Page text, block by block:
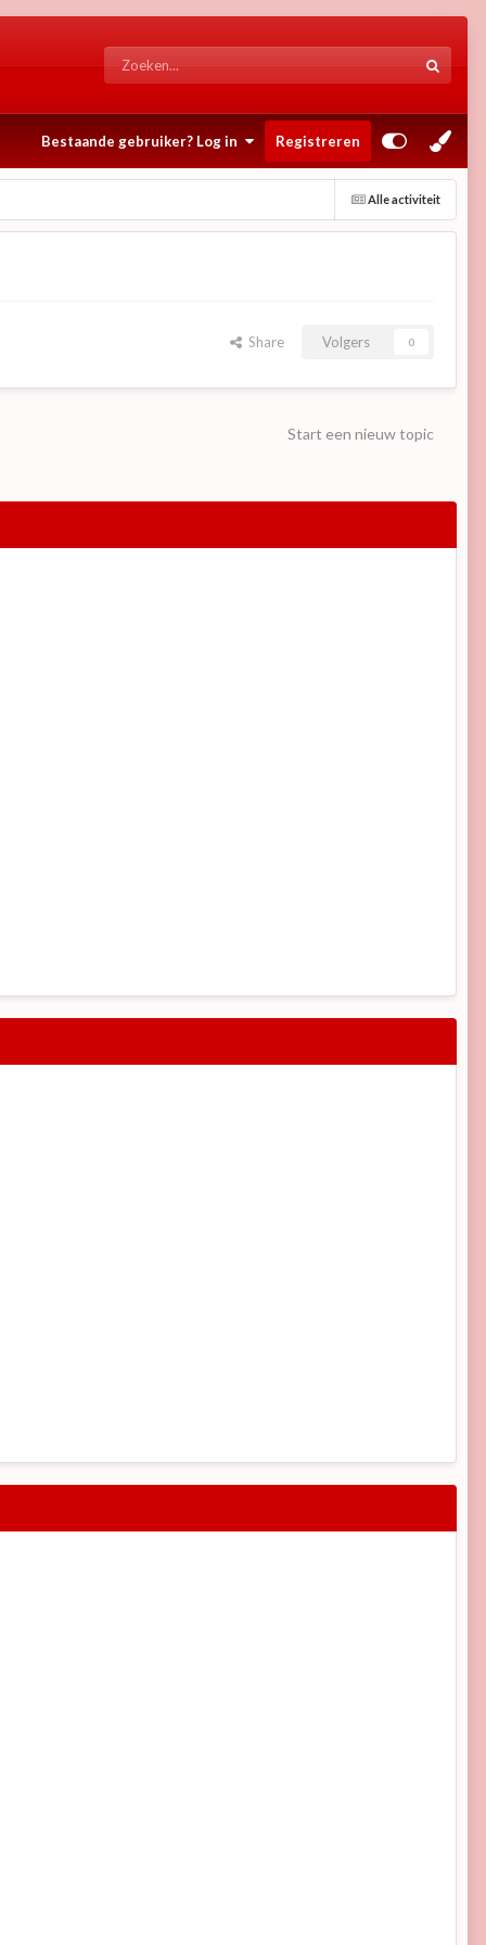
Bestaande gebruiker? Log in Registreren
Alle activiteit
Share Volgers 0
Start een nieuw topic